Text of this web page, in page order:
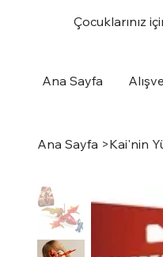
Çocuklarınız
Ana Sayfa
Ana Sayfa >Kai'nin